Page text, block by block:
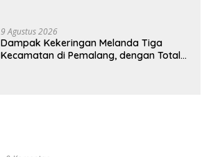
9 Agustus 2026
Dampak Kekeringan Melanda Tiga
Kecamatan di Pemalang, dengan Total